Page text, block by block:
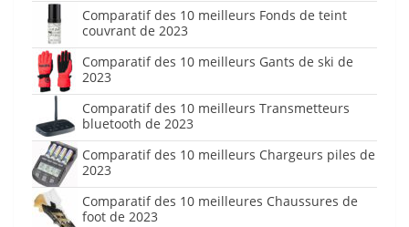
Comparatif des 10 meilleurs Fonds de teint
couvrant de 2023
Comparatif des 10 meilleurs Gants de ski de
2023
Comparatif des 10 meilleurs Transmetteurs
bluetooth de 2023
Comparatif des 10 meilleurs Chargeurs piles de
2023
Comparatif des 10 meilleures Chaussures de
foot de 2023